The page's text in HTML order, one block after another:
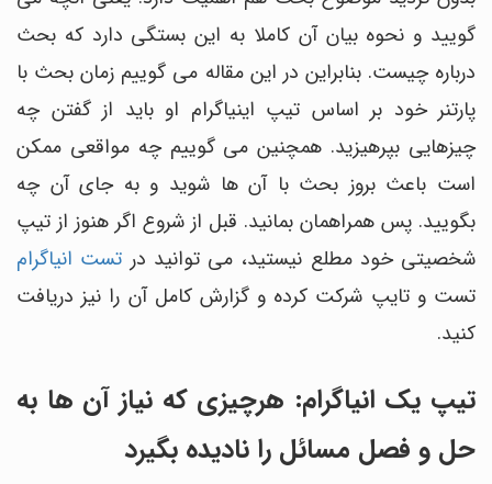
گویید و نحوه بیان آن کاملا به این بستگی دارد که بحث
درباره چیست. بنابراین در این مقاله می گوییم زمان بحث با
پارتنر خود بر اساس تیپ اینیاگرام او باید از گفتن چه
چیزهایی بپرهیزید. همچنین می گوییم چه مواقعی ممکن
است باعث بروز بحث با آن ها شوید و به جای آن چه
بگویید. پس همراهمان بمانید. قبل از شروع اگر هنوز از تیپ
شخصیتی خود مطلع نیستید، می توانید در تست انیاگرام
تست و تایپ شرکت کرده و گزارش کامل آن را نیز دریافت
کنید.
تیپ یک انیاگرام: هرچیزی که نیاز آن ها به
حل و فصل مسائل را نادیده بگیرد